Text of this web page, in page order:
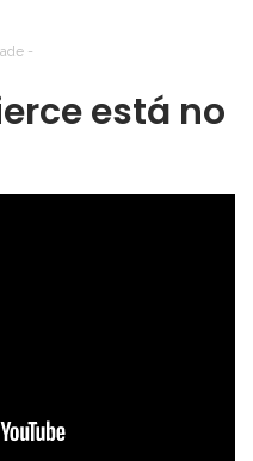
-
está no